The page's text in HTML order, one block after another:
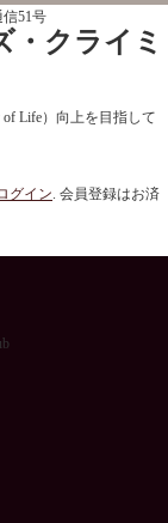
51号
・クライミ
Life）向上を目指して
グイン. 会員登録はお済